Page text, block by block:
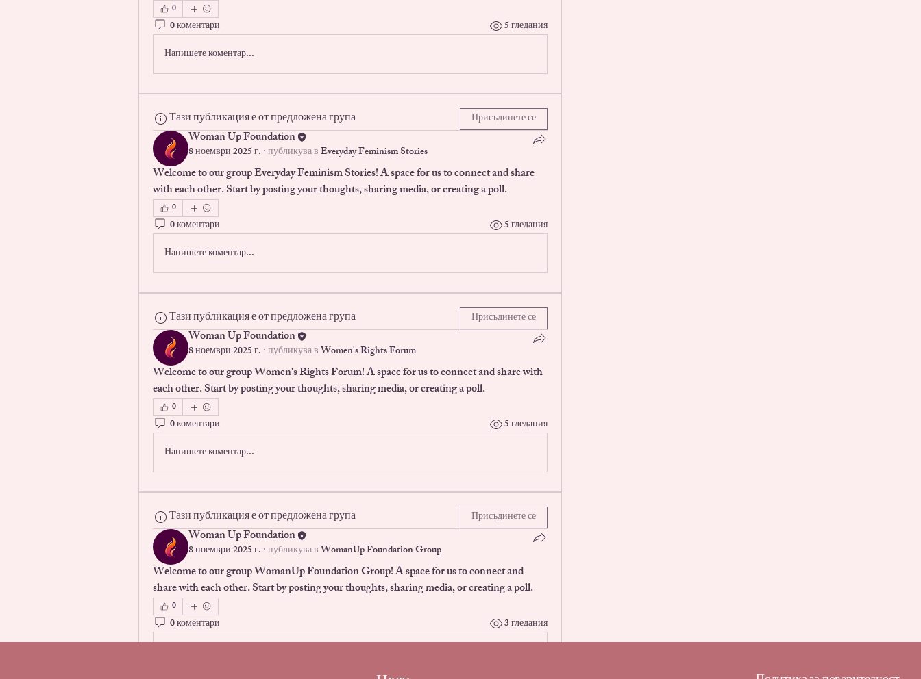
0
0 коментари
5 гледания
Напишете коментар...
Тази публикация е от предложена група Присъдинете се
Woman Up Foundation
8 ноември 2025 г. ·публикува вEveryday Feminism Stories
Welcome to our group Everyday Feminism Stories! A space for us to connect and share
with each other. Start by posting your thoughts, sharing media, or creating a poll.
0
0 коментари
5 гледания
Напишете коментар...
Тази публикация е от предложена група Присъдинете се
Woman Up Foundation
8 ноември 2025 г. ·публикува вWomen's Rights Forum
Welcome to our group Women's Rights Forum! A space for us to connect and share with
each other. Start by posting your thoughts, sharing media, or creating a poll.
0
0 коментари
5 гледания
Напишете коментар...
Тази публикация е от предложена група Присъдинете се
Woman Up Foundation
8 ноември 2025 г. ·публикува вWomanUp Foundation Group
Welcome to our group WomanUp Foundation Group! A space for us to connect and
share with each other. Start by posting your thoughts, sharing media, or creating a poll.
0
0 коментари
3 гледания